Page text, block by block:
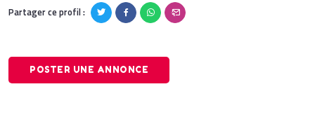
Partager ce profil :
POSTER UNE ANNONCE